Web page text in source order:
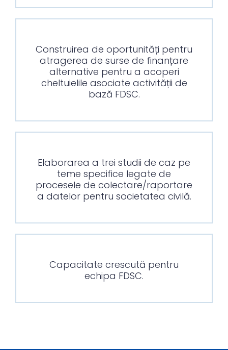
Construirea de oportunități pentru
atragerea de surse de finanțare
alternative pentru a acoperi
cheltuielile asociate activității de
bază FDSC.
Elaborarea a trei studii de caz pe
teme specifice legate de
procesele de colectare/raportare
a datelor pentru societatea civilă.
Capacitate crescută pentru
echipa FDSC.